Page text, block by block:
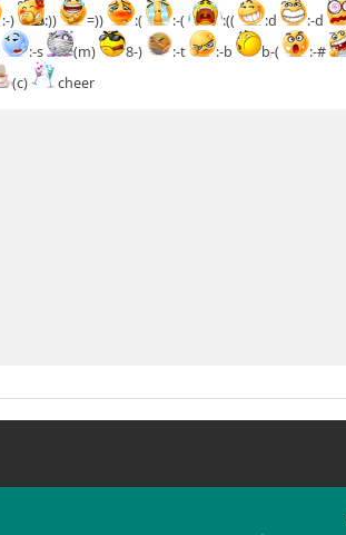
:-) :)) =)) :( :-( :(( :d :-d
:-s (m) 8-) :-t :-b b-( :-#
(c) cheer